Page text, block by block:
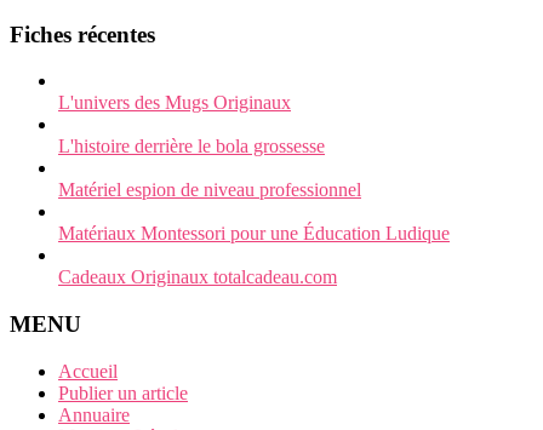
Fiches récentes
L'univers des Mugs Originaux
L'histoire derrière le bola grossesse
Matériel espion de niveau professionnel
Matériaux Montessori pour une Éducation Ludique
Cadeaux Originaux totalcadeau.com
MENU
Accueil
Publier un article
Annuaire